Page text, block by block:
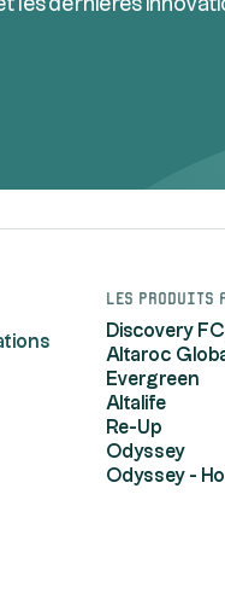
les dernières
Les produits
Discovery
Altaroc
Evergreen
Altalife
Re-Up
Odyssey
Odyssey -